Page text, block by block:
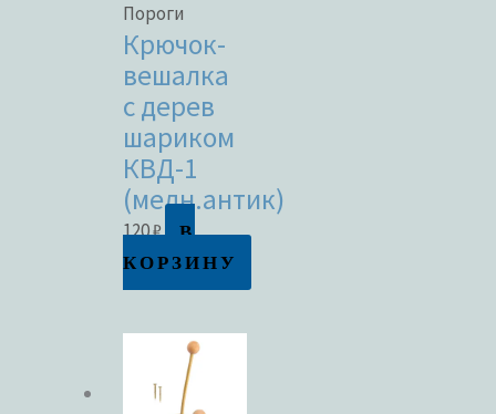
Пороги
Крючок-
вешалка
с дерев
шариком
КВД-1
(медн.антик)
120₽
В
КОРЗИНУ